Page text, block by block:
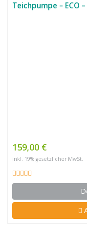
Teichpumpe – ECO
159,00 €
inkl. 19% gesetzlicher MwSt.